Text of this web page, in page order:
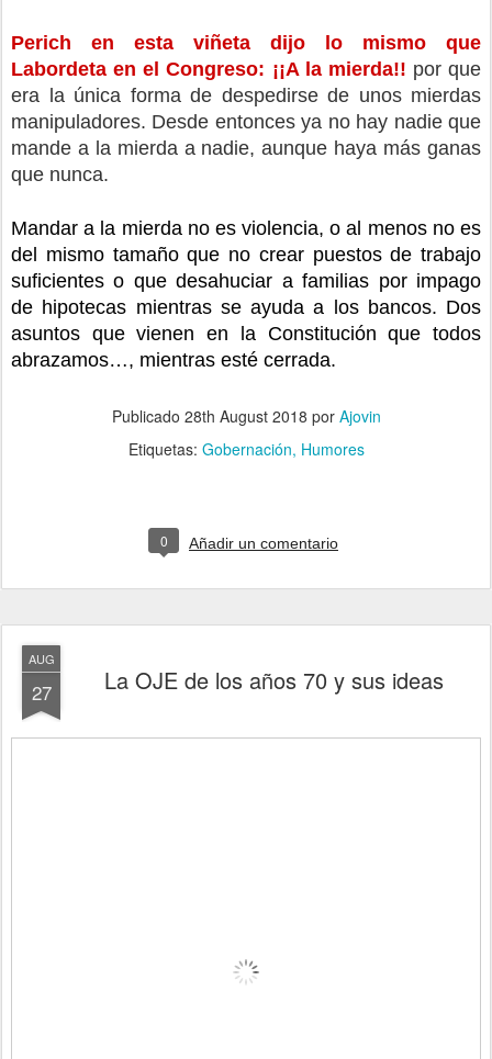
Perich en esta viñeta dijo lo mismo que
Labordeta en el Congreso: ¡¡A la mierda!! por que
era la única forma de despedirse de unos mierdas
manipuladores. Desde entonces ya no hay nadie que
mande a la mierda a nadie, aunque haya más ganas
que nunca.
Mandar a la mierda no es violencia, o al menos no es
del mismo tamaño que no crear puestos de trabajo
suficientes o que desahuciar a familias por impago
de hipotecas mientras se ayuda a los bancos. Dos
asuntos que vienen en la Constitución que todos
abrazamos…, mientras esté cerrada.
Publicado 28th August 2018 por Ajovin
Etiquetas: Gobernación Humores
0 Añadir un comentario
AUG
27 La OJE de los años 70 y sus ideas